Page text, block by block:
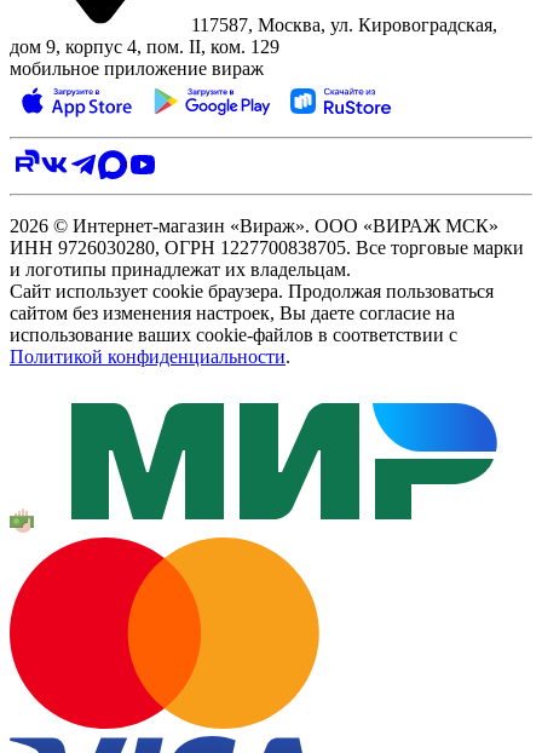
117587, Москва, ул. Кировоградская,
дом 9, корпус 4, пом. II, ком. 129
мобильное приложение вираж
2026 © Интернет-магазин «Вираж». ООО «ВИРАЖ МСК»
ИНН 9726030280, ОГРН 1227700838705. Все торговые марки
и логотипы принадлежат их владельцам.
Сайт использует cookie браузера. Продолжая пользоваться
сайтом без изменения настроек, Вы даете согласие на
использование ваших cookie-файлов в соответствии с
Политикой конфиденциальности.